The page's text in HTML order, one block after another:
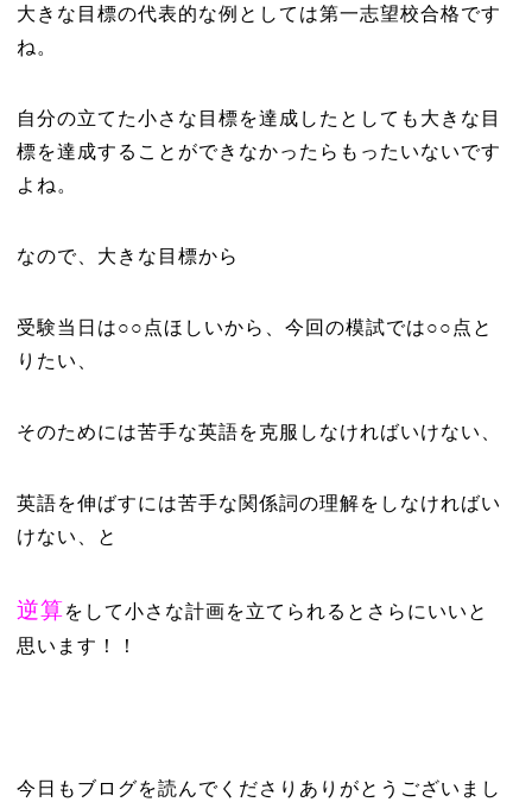
大きな目標の代表的な例としては第一志望校合格です
ね。
自分の立てた小さな目標を達成したとしても大きな目
標を達成することができなかったらもったいないです
よね。
なので、大きな目標から
受験当日は○○点ほしいから、今回の模試では○○点と
りたい、
そのためには苦手な英語を克服しなければいけない、
英語を伸ばすには苦手な関係詞の理解をしなければい
けない、と
逆算をして小さな計画を立てられるとさらにいいと
思います！！
今日もブログを読んでくださりありがとうございまし